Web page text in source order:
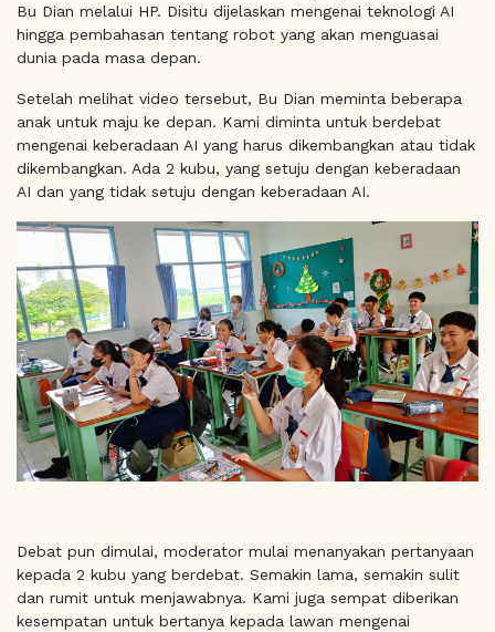
Bu Dian melalui HP. Disitu dijelaskan mengenai teknologi AI
hingga pembahasan tentang robot yang akan menguasai
dunia pada masa depan.
Setelah melihat video tersebut, Bu Dian meminta beberapa
anak untuk maju ke depan. Kami diminta untuk berdebat
mengenai keberadaan AI yang harus dikembangkan atau tidak
dikembangkan. Ada 2 kubu, yang setuju dengan keberadaan
AI dan yang tidak setuju dengan keberadaan AI.
Debat pun dimulai, moderator mulai menanyakan pertanyaan
kepada 2 kubu yang berdebat. Semakin lama, semakin sulit
dan rumit untuk menjawabnya. Kami juga sempat diberikan
kesempatan untuk bertanya kepada lawan mengenai